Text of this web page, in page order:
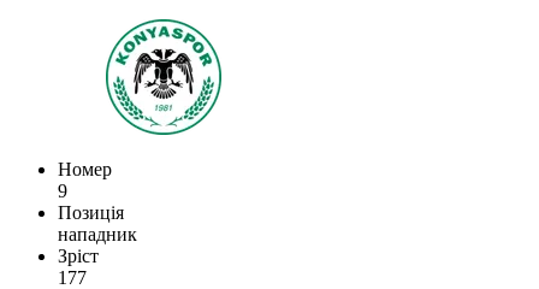
Номер
9
Позиція
нападник
Зріст
177